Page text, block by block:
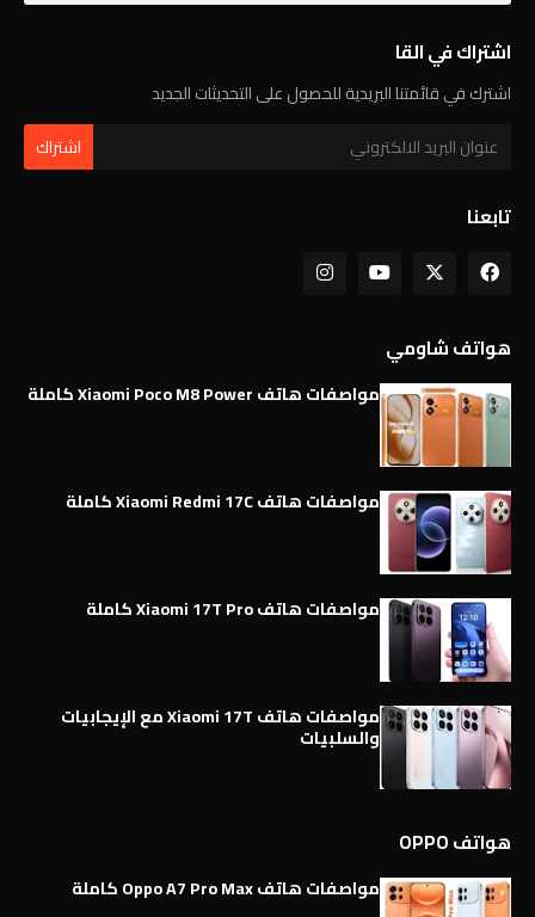
اشتراك في القا
اشترك في قائمتنا البريدية للحصول على التحديثات الجديد
تابعنا
هواتف شاومي
مواصفات هاتف Xiaomi Poco M8 Power كاملة
مواصفات هاتف Xiaomi Redmi 17C كاملة
مواصفات هاتف Xiaomi 17T Pro كاملة
مواصفات هاتف Xiaomi 17T مع الإيجابيات
والسلبيات
هواتف OPPO
مواصفات هاتف Oppo A7 Pro Max كاملة